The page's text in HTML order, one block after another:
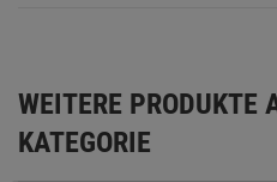
WEITERE PRODUKTE
KATEGORIE